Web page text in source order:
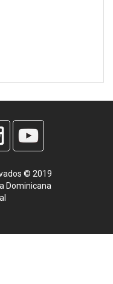
© 2019
Dominicana